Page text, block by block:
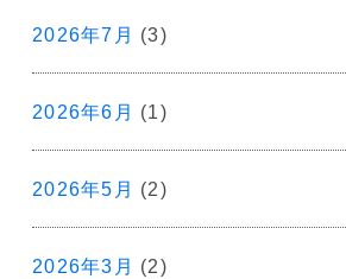
2026年7月 (3)
2026年6月 (1)
2026年5月 (2)
2026年3月 (2)